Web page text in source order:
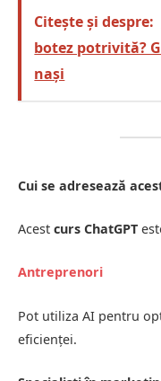
Citește și despre:
botez potrivită?
nași
Cui se adresează
Acest curs ChatGPT
Antreprenori
Pot utiliza AI pentru
eficienței.